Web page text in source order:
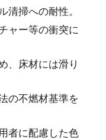
清掃への耐性。
ャー等の衝突に
、床材には滑り
の不燃材基準を
者に配慮した色